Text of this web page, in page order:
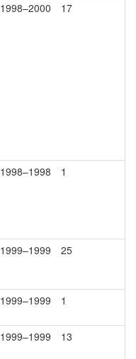
1998–2000 17
1998–1998 1
1999–1999 25
1999–1999 1
1999–1999 13